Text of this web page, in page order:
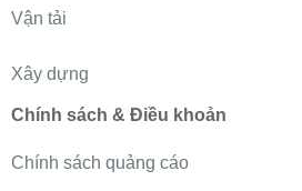
Vận tải
Xây dựng
Chính sách & Điều khoản
Chính sách quảng cáo